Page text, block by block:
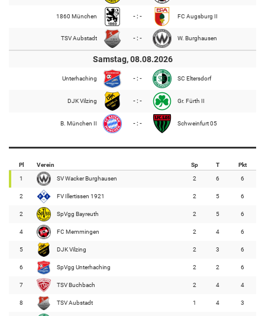
1860 München - : - FC Augsburg II
TSV Aubstadt - : - W. Burghausen
Samstag, 08.08.2026
Unterhaching - : - SC Eltersdorf
DJK Vilzing - : - Gr. Fürth II
B. München II - : - Schweinfurt 05
Pl Verein Sp T Pkt
1 SV Wacker Burghausen 2 6 6
2 FV Illertissen 1921 2 5 6
2 SpVgg Bayreuth 2 5 6
4 FC Memmingen 2 4 6
5 DJK Vilzing 2 3 6
6 SpVgg Unterhaching 2 2 6
7 TSV Buchbach 2 4 4
8 TSV Aubstadt 1 4 3